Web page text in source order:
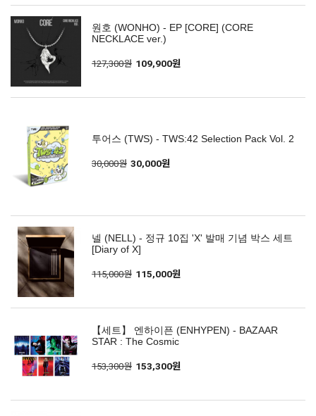
원호 (WONHO) - EP [CORE] (CORE
NECKLACE ver.)
127,300원 109,900원
투어스 (TWS) - TWS:42 Selection Pack Vol. 2
30,000원 30,000원
넬 (NELL) - 정규 10집 'X' 발매 기념 박스 세트
[Diary of X]
115,000원 115,000원
【세트】 엔하이픈 (ENHYPEN) - BAZAAR
STAR : The Cosmic
153,300원 153,300원